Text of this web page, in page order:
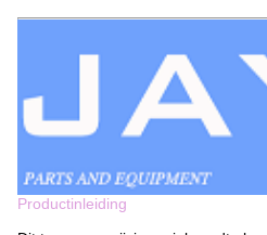
Productinleiding